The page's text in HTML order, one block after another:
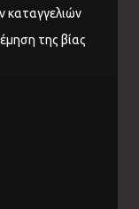
καταγγελιών
της βίας